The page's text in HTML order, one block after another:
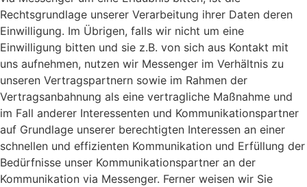
Rechtsgrundlage unserer Verarbeitung ihrer Daten deren
Einwilligung. Im Übrigen, falls wir nicht um eine
Einwilligung bitten und sie z.B. von sich aus Kontakt mit
uns aufnehmen, nutzen wir Messenger im Verhältnis zu
unseren Vertragspartnern sowie im Rahmen der
Vertragsanbahnung als eine vertragliche Maßnahme und
im Fall anderer Interessenten und Kommunikationspartner
auf Grundlage unserer berechtigten Interessen an einer
schnellen und effizienten Kommunikation und Erfüllung der
Bedürfnisse unser Kommunikationspartner an der
Kommunikation via Messenger. Ferner weisen wir Sie